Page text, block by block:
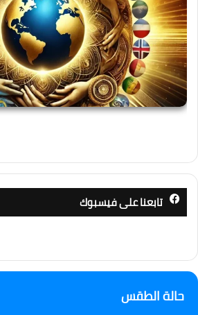
تابعنا على فيسبوك
حالة الطقس